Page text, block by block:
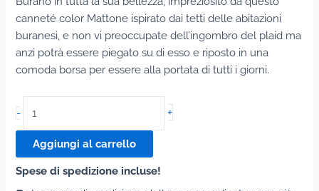
canneté color Mattone ispirato dai tetti delle abitazioni
buranesi, e non vi preoccupate dell’ingombro del plaid ma
anzi potrà essere piegato su di esso e riposto in una
comoda borsa per essere alla portata di tutti i giorni.
-
Burano
quantità
+
Aggiungi al carrello
Spese di spedizione incluse!